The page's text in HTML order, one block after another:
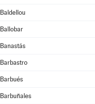
Baldellou
Ballobar
Banastás
Barbastro
Barbués
Barbuñales